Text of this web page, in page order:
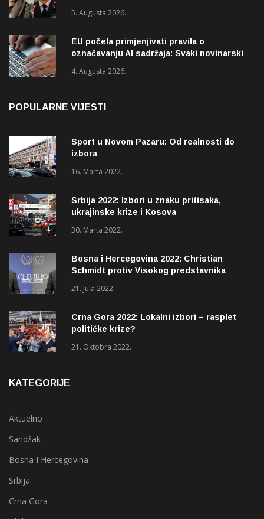
5. Augusta 2026.
EU počela primjenjivati pravila o
označavanju AI sadržaja: Svaki novinarski
4. Augusta 2026.
POPULARNE VIJESTI
Sport u Novom Pazaru: Od realnosti do
izbora
16. Marta 2022.
Srbija 2022: Izbori u znaku pritisaka,
ukrajinske krize i Kosova
30. Marta 2022.
Bosna i Hercegovina 2022: Christian
Schmidt protiv Visokog predstavnika
21. Jula 2022.
Crna Gora 2022: Lokalni izbori – rasplet
političke krize?
21. Oktobra 2022.
KATEGORIJE
Aktuelno
Sandžak
Bosna I Hercegovina
Srbija
Crna Gora